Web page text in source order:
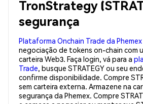
TronStrategy
segurança
Plataforma Onchain Trade da Phemex
negociação de tokens on-chain com
carteira Web3. Faça login, vá para a
Trade, busque STRATEGY ou seu
confirme disponibilidade. Compre
sem carteira externa. Armazene na
segurança da Phemex. Compre